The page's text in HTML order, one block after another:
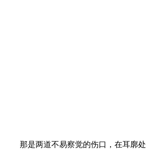
那是两道不易察觉的伤口，在耳廓处